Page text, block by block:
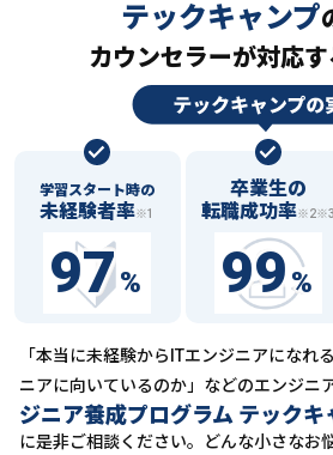
テックキャンプ
カウンセラーが対応
学習スタート時の
未経験者率※1
97%
卒業生の
転職成功率※2※3
99%
「本当に未経験からITエンジニアになれ
ニアに向いているのか」などのエンジニ
ジニア養成プログラム テックキ
に是非ご相談ください。どんな小さなお